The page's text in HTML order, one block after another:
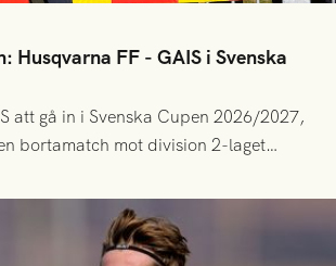
FF - GAIS i Svenska
att gå in i Svenska Cupen 2026/2027,
bortamatch mot division 2-laget
med och stötta grönsvart på plats!